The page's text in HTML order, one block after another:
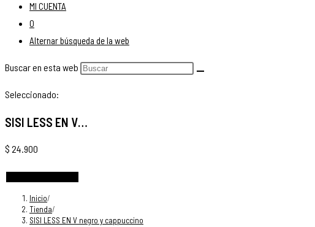
MI CUENTA
0
Alternar búsqueda de la web
Buscar en esta web
Seleccionado:
SISI LESS EN V…
$ 24.900
Inicio/
Tienda/
SISI LESS EN V negro y cappuccino